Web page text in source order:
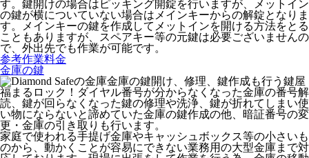
す。鍵開けの場合はピッキング開錠を行いますが、メットイン
の鍵が横についていない場合はメインキーからの解錠となりま
す。メインキーの鍵を作成してメットインを開ける方法をとる
こともありますが、スペアキー等の元鍵は必要ございませんの
で、外出先でも作業が可能です。
参考作業料金
金庫の鍵
金庫の鍵開け、修理、鍵作成も行う鍵屋
福まるロック！ダイヤル番号が分からなくなった金庫の番号解
読、鍵が回らなくなった鍵の修理や洗浄、鍵が折れてしまい使
い物にならないと諦めていた金庫の鍵作成の他、暗証番号の変
更・金庫の引き取りも行います。
家庭で使われる手提げ金庫やキャッシュボックス等の小さいも
のから、動かくことが容易にできない業務用の大型金庫まで対